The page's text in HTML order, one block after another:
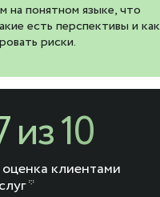
клиентами
*
на понятном языке, что
есть перспективы и как
риски.
из 10